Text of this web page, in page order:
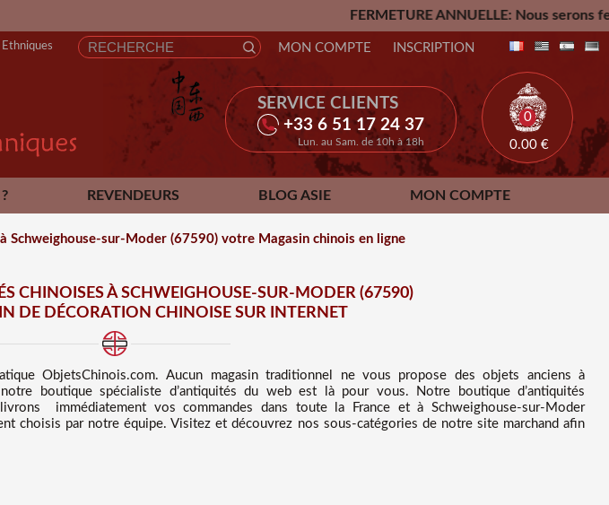
FERMETURE ANNUELLE: Nous serons fermés du
Ethniques
SERVICE CLIENTS
+33 6 51 17 24 37
Lun. au Sam. de 10h à 18h
MON COMPTE INSCRIPTION
0
0.00 €
REVENDEURS BLOG ASIE MON COMPTE
CONTACT
Schweighouse-sur-Moder (67590) votre Magasin chinois en ligne
CHINOISES À SCHWEIGHOUSE-SUR-MODER (67590)
DE DÉCORATION CHINOISE SUR INTERNET
ObjetsChinois.com. Aucun magasin traditionnel ne vous propose desobjets anciens à
boutique spécialiste d’antiquités du web est là pour vous. Notre boutique d’antiquités
livrons immédiatement vos commandes dans toute la France et à Schweighouse-sur-Moder
choisis par notre équipe. Visitez et découvrez nos sous-catégories de notre site marchand afin